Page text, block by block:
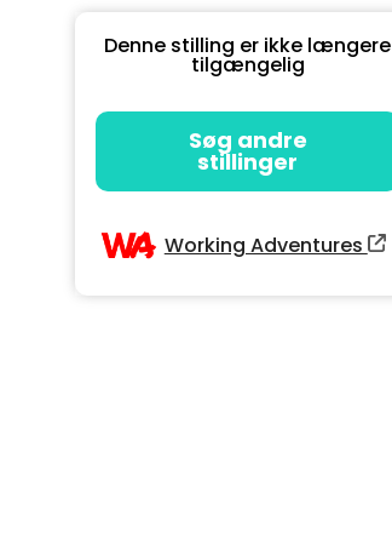
Denne stilling er ikke længere
tilgængelig
Søg andre
stillinger
Working Adventures